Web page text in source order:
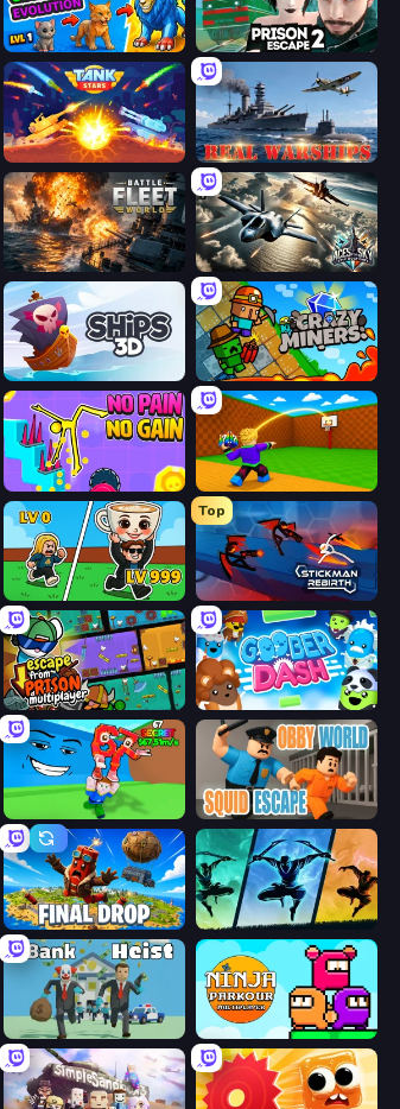
Ultimate Evolution Prison Escape 2
Tank Stars Real Warships
Battle Fleet World Aces of the Sky: Epic Dogfights
Ships 3D Crazy Miners
No Pain No Gain - Ragdoll Sandbox Throw a Lucky Block
Brainrot Arena Online
Top
Stickman Rebirth
Escape From Prison Multiplayer Goober Dash
Final Drop Shadow Ninja Revenge
Bank Heist Ninja Parkour Multiplayer